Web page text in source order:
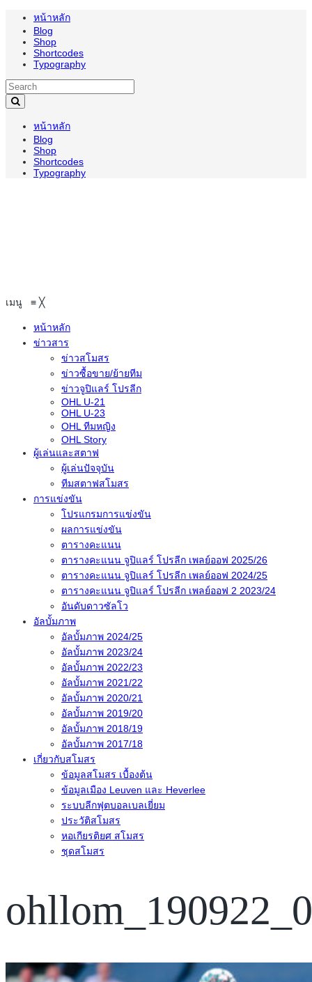
หน้าหลัก
Blog
Shop
Shortcodes
Typography
หน้าหลัก
Blog
Shop
Shortcodes
Typography
เมนู ≡ ╳
หน้าหลัก
ข่าวสาร
ข่าวสโมสร
ข่าวซื้อขาย/ย้ายทีม
ข่าวจูปิแลร์ โปรลีก
OHL U-21
OHL U-23
OHL ทีมหญิง
OHL Story
ผู้เล่นและสตาฟ
ผู้เล่นปัจจุบัน
ทีมสตาฟสโมสร
การแข่งขัน
โปรแกรมการแข่งขัน
ผลการแข่งขัน
ตารางคะแนน
ตารางคะแนน จูปิแลร์ โปรลีก เพลย์ออฟ 2025/26
ตารางคะแนน จูปิแลร์ โปรลีก เพลย์ออฟ 2024/25
ตารางคะแนน จูปิแลร์ โปรลีก เพลย์ออฟ 2 2023/24
อันดับดาวซัลโว
อัลบั้มภาพ
อัลบั้มภาพ 2024/25
อัลบั้มภาพ 2023/24
อัลบั้มภาพ 2022/23
อัลบั้มภาพ 2021/22
อัลบั้มภาพ 2020/21
อัลบั้มภาพ 2019/20
อัลบั้มภาพ 2018/19
อัลบั้มภาพ 2017/18
เกี่ยวกับสโมสร
ข้อมูลสโมสร เบื้องต้น
ข้อมูลเมือง Leuven และ Heverlee
ระบบลีกฟุตบอลเบลเยี่ยม
ประวัติสโมสร
หอเกียรติยศ สโมสร
ชุดสโมสร